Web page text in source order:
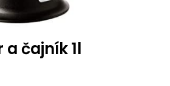
a čajník 1l